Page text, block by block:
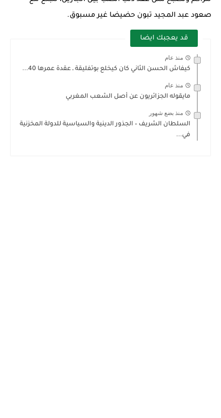
صعود عبد المجيد تبون حضيضا غير مسبوق.
قد يعجبك ايضا
منذ عام
كيفاش الحسن الثاني كان كيخلع بوتفليقة ـ عقدة عمرها 40...
منذ عام
مايقوله الجزائريون عن أصل الشعب المغربي
منذ بضع شهور
السلطان الشريف – الجذور الدينية والسياسية للدولة المخزنية
في...